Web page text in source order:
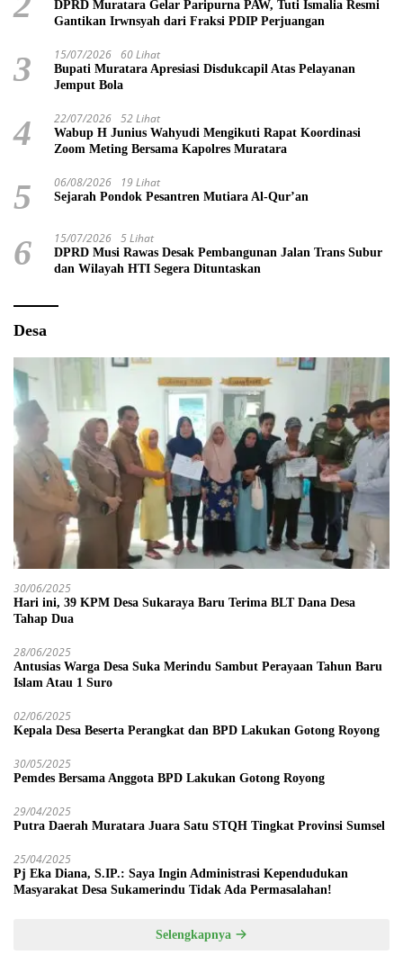
DPRD Muratara Gelar Paripurna PAW, Tuti Ismalia Resmi
Gantikan Irwnsyah dari Fraksi PDIP Perjuangan
3 15/07/2026 60 Lihat
Bupati Muratara Apresiasi Disdukcapil Atas Pelayanan
Jemput Bola
4 22/07/2026 52 Lihat
Wabup H Junius Wahyudi Mengikuti Rapat Koordinasi
Zoom Meting Bersama Kapolres Muratara
5 06/08/2026 19 Lihat
Sejarah Pondok Pesantren Mutiara Al-Qur’an
6 15/07/2026 5 Lihat
DPRD Musi Rawas Desak Pembangunan Jalan Trans Subur
dan Wilayah HTI Segera Dituntaskan
Desa
30/06/2025
Hari ini, 39 KPM Desa Sukaraya Baru Terima BLT Dana Desa
Tahap Dua
28/06/2025
Antusias Warga Desa Suka Merindu Sambut Perayaan Tahun Baru
Islam Atau 1 Suro
02/06/2025
Kepala Desa Beserta Perangkat dan BPD Lakukan Gotong Royong
30/05/2025
Pemdes Bersama Anggota BPD Lakukan Gotong Royong
29/04/2025
Putra Daerah Muratara Juara Satu STQH Tingkat Provinsi Sumsel
25/04/2025
Pj Eka Diana, S.IP.: Saya Ingin Administrasi Kependudukan
Masyarakat Desa Sukamerindu Tidak Ada Permasalahan!
Selengkapnya